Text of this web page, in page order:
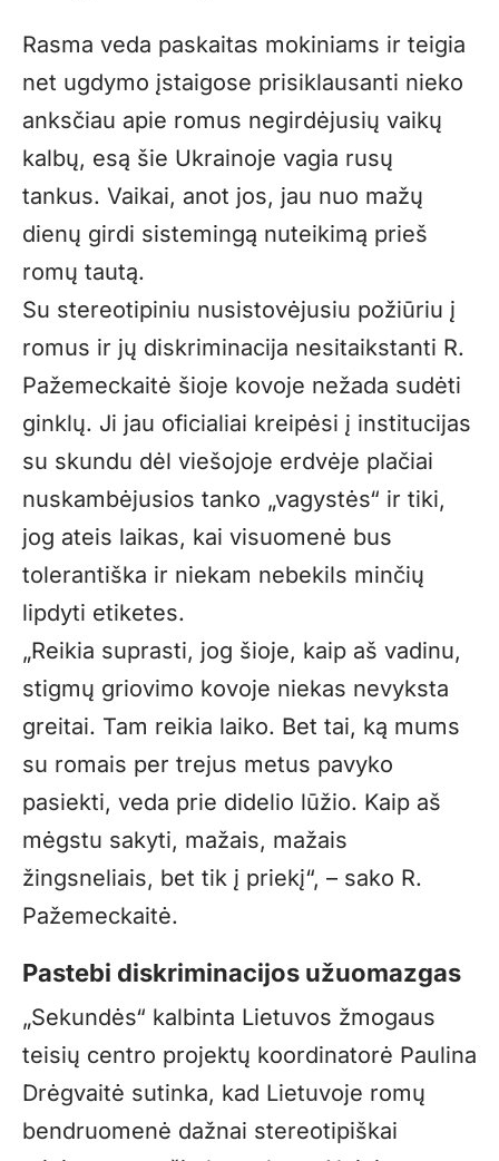
Rasma veda paskaitas mokiniams ir teigia
net ugdymo įstaigose prisiklausanti nieko
anksčiau apie romus negirdėjusių vaikų
kalbų, esą šie Ukrainoje vagia rusų
tankus. Vaikai, anot jos, jau nuo mažų
dienų girdi sistemingą nuteikimą prieš
romų tautą.
Su stereotipiniu nusistovėjusiu požiūriu į
romus ir jų diskriminacija nesitaikstanti R.
Pažemeckaitė šioje kovoje nežada sudėti
ginklų. Ji jau oficialiai kreipėsi į institucijas
su skundu dėl viešojoje erdvėje plačiai
nuskambėjusios tanko „vagystės“ ir tiki,
jog ateis laikas, kai visuomenė bus
tolerantiška ir niekam nebekils minčių
lipdyti etiketes.
„Reikia suprasti, jog šioje, kaip aš vadinu,
stigmų griovimo kovoje niekas nevyksta
greitai. Tam reikia laiko. Bet tai, ką mums
su romais per trejus metus pavyko
pasiekti, veda prie didelio lūžio. Kaip aš
mėgstu sakyti, mažais, mažais
žingsneliais, bet tik į priekį“, – sako R.
Pažemeckaitė.
Pastebi diskriminacijos užuomazgas
„Sekundės“ kalbinta Lietuvos žmogaus
teisių centro projektų koordinatorė Paulina
Drėgvaitė sutinka, kad Lietuvoje romų
bendruomenė dažnai stereotipiškai